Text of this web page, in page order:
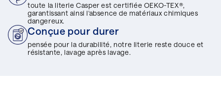
toute la literie Casper est certifiée OEKO-TEX®,
garantissant ainsi l'absence de matériaux chimiques
dangereux.
Conçue pour durer
pensée pour la durabilité, notre literie reste douce et
résistante, lavage après lavage.